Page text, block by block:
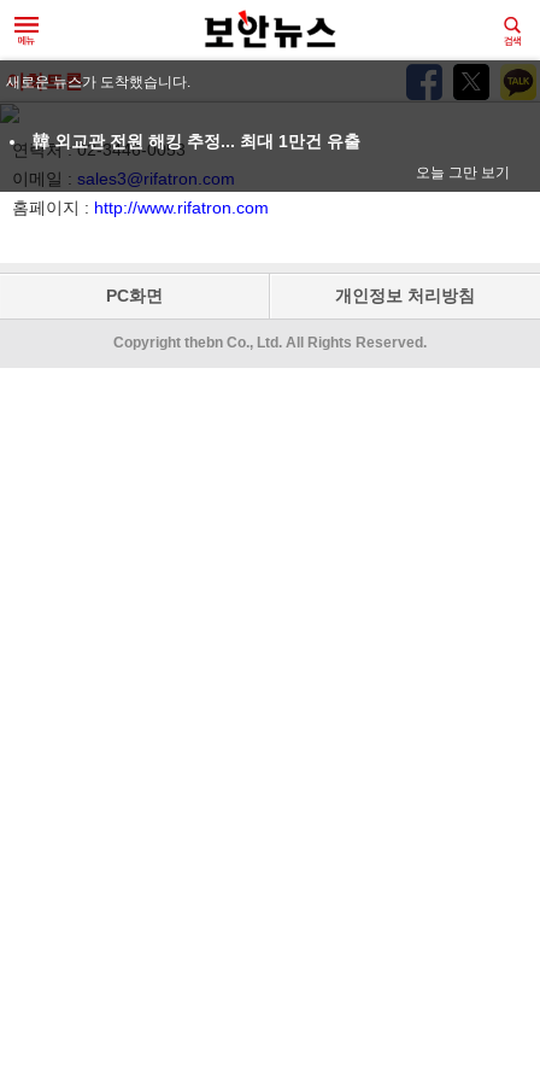
이화트론
연락처 : 02-3446-0053
이메일 : sales3@rifatron.com
홈페이지 : http://www.rifatron.com
PC화면 개인정보 처리방침
Copyright thebn Co., Ltd. All Rights Reserved.
새로운 뉴스가 도착했습니다.
韓 외교관 전원 해킹 추정... 최대 1만건 유출
오늘 그만 보기